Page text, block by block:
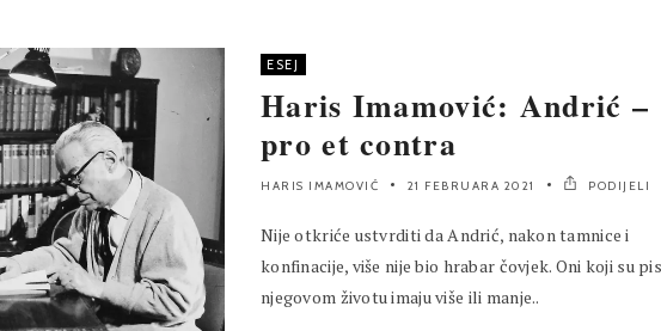
ESEJ
Haris Imamović: Andrić –
pro et contra
HARIS IMAMOVIĆ 21 FEBRUARA 2021 PODIJELI
Nije otkriće ustvrditi da Andrić, nakon tamnice i
konfinacije, više nije bio hrabar čovjek. Oni koji su
njegovom životu imaju više ili manje..